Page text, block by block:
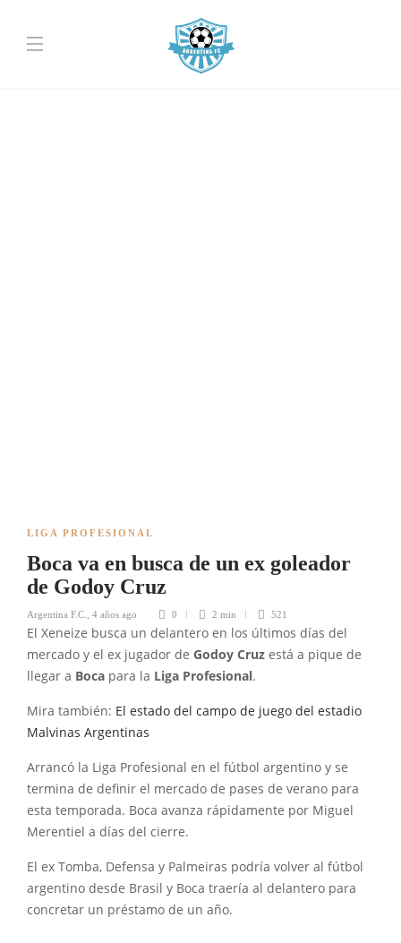
LIGA PROFESIONAL
Boca va en busca de un ex goleador
de Godoy Cruz
Argentina F.C. 4 años ago 0 2 min 521
El Xeneize busca un delantero en los últimos días del
mercado y el ex jugador de Godoy Cruz está a pique de
llegar a Boca para la Liga Profesional.
Mira también: El estado del campo de juego del estadio
Malvinas Argentinas
Arrancó la Liga Profesional en el fútbol argentino y se
termina de definir el mercado de pases de verano para
esta temporada. Boca avanza rápidamente por Miguel
Merentiel a días del cierre.
El ex Tomba, Defensa y Palmeiras podría volver al fútbol
argentino desde Brasil y Boca traería al delantero para
concretar un préstamo de un año.